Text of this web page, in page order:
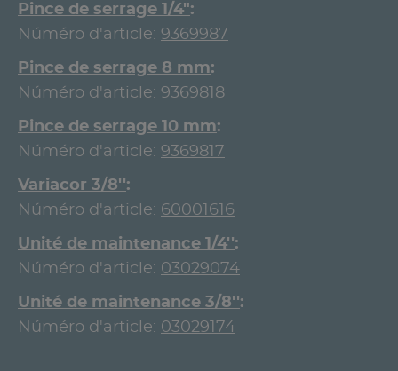
Pince de serrage 1/4"
Núméro d'article: 9369987
Pince de serrage 8 mm
Núméro d'article: 9369818
Pince de serrage 10 mm
Núméro d'article: 9369817
Variacor 3/8''
Núméro d'article: 60001616
Unité de maintenance 1/4''
Núméro d'article: 03029074
Unité de maintenance 3/8''
Núméro d'article: 03029174